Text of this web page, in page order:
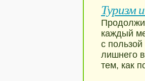
Туризм
каждый
с
лишнего
тем, как